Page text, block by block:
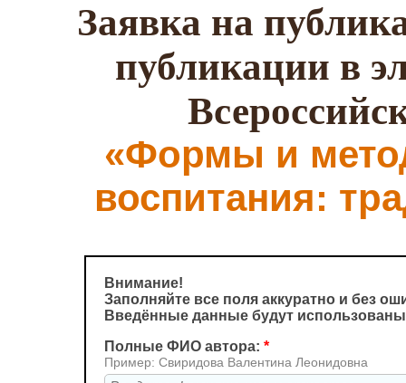
Заявка на
публикации в
«Формы и
воспитания:
Внимание!
Заполняйте все поля аккуратно и без
Введённые данные будут
Полные ФИО автора: *
Пример: Свиридова Валентина Леонидовна